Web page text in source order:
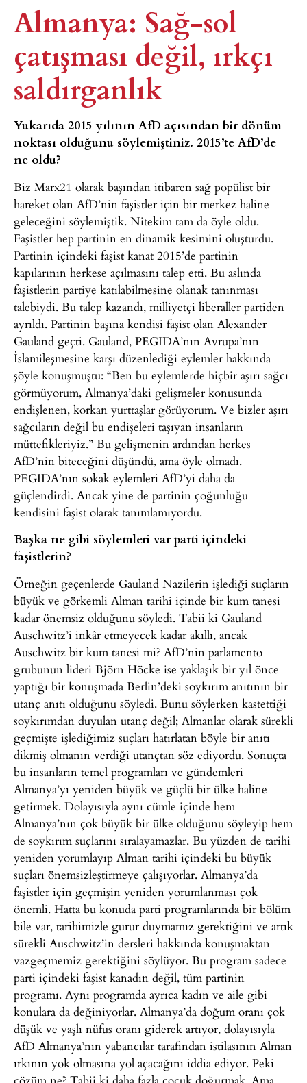
Almanya: Sağ-sol
çatışması değil, ırkçı
saldırganlık
Yukarıda 2015 yılının AfD açısından bir dönüm
noktası olduğunu söylemiştiniz. 2015’te AfD’de
ne oldu?
Biz Marx21 olarak başından itibaren sağ popülist bir
hareket olan AfD’nin faşistler için bir merkez haline
geleceğini söylemiştik. Nitekim tam da öyle oldu.
Faşistler hep partinin en dinamik kesimini oluşturdu.
Partinin içindeki faşist kanat 2015’de partinin
kapılarının herkese açılmasını talep etti. Bu aslında
faşistlerin partiye katılabilmesine olanak tanınması
talebiydi. Bu talep kazandı, milliyetçi liberaller partiden
ayrıldı. Partinin başına kendisi faşist olan Alexander
Gauland geçti. Gauland, PEGIDA’nın Avrupa’nın
İslamileşmesine karşı düzenlediği eylemler hakkında
şöyle konuşmuştu: “Ben bu eylemlerde hiçbir aşırı sağcı
görmüyorum, Almanya’daki gelişmeler konusunda
endişlenen, korkan yurttaşlar görüyorum. Ve bizler aşırı
sağcıların değil bu endişeleri taşıyan insanların
müttefikleriyiz.” Bu gelişmenin ardından herkes
AfD’nin biteceğini düşündü, ama öyle olmadı.
PEGIDA’nın sokak eylemleri AfD’yi daha da
güçlendirdi. Ancak yine de partinin çoğunluğu
kendisini faşist olarak tanımlamıyordu.
Başka ne gibi söylemleri var parti içindeki
faşistlerin?
Örneğin geçenlerde Gauland Nazilerin işlediği suçların
büyük ve görkemli Alman tarihi içinde bir kum tanesi
kadar önemsiz olduğunu söyledi. Tabii ki Gauland
Auschwitz’i inkâr etmeyecek kadar akıllı, ancak
Auschwitz bir kum tanesi mi? AfD’nin parlamento
grubunun lideri Björn Höcke ise yaklaşık bir yıl önce
yaptığı bir konuşmada Berlin’deki soykırım anıtının bir
utanç anıtı olduğunu söyledi. Bunu söylerken kastettiği
soykırımdan duyulan utanç değil; Almanlar olarak sürekli
geçmişte işlediğimiz suçları hatırlatan böyle bir anıtı
dikmiş olmanın verdiği utançtan söz ediyordu. Sonuçta
bu insanların temel programları ve gündemleri
Almanya’yı yeniden büyük ve güçlü bir ülke haline
getirmek. Dolayısıyla aynı cümle içinde hem
Almanya’nın çok büyük bir ülke olduğunu söyleyip hem
de soykırım suçlarını sıralayamazlar. Bu yüzden de tarihi
yeniden yorumlayıp Alman tarihi içindeki bu büyük
suçları önemsizleştirmeye çalışıyorlar. Almanya’da
faşistler için geçmişin yeniden yorumlanması çok
önemli. Hatta bu konuda parti programlarında bir bölüm
bile var, tarihimizle gurur duymamız gerektiğini ve artık
sürekli Auschwitz’in dersleri hakkında konuşmaktan
vazgeçmemiz gerektiğini söylüyor. Bu program sadece
parti içindeki faşist kanadın değil, tüm partinin
programı. Aynı programda ayrıca kadın ve aile gibi
konulara da değiniyorlar. Almanya’da doğum oranı çok
düşük ve yaşlı nüfus oranı giderek artıyor, dolayısıyla
AfD Almanya’nın yabancılar tarafından istilasının Alman
ırkının yok olmasına yol açacağını iddia ediyor. Peki